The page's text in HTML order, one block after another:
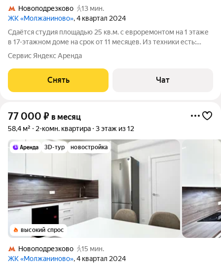
Новоподрезково
13 мин.
ЖК «Молжаниново», 4 квартал 2024
Сдаётся студия площадью 25 кв.м. с евроремонтом на 1 этаже
в 17-этажном доме на срок от 11 месяцев. Из техники есть:
Телевизор Стиральная машина Холодильник Кондиционер
Пылесос Дом - монолитный, окна выходят на улицу. В
подъезде 2 лифта - 2
Сервис Яндекс Аренда
Снять Чат
77 000 ₽ в месяц
58,4 м² 2-комн. квартира 3 этаж из 12
3D-тур новостройка
высокий спрос
Новоподрезково
15 мин.
ЖК «Молжаниново», 4 квартал 2024